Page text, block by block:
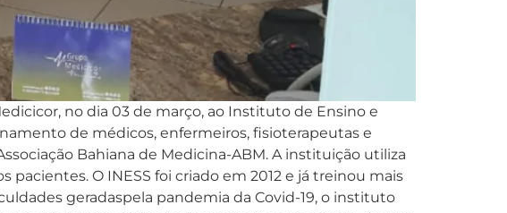
no dia 03 de março, ao Instituto de Ensino e
de médicos, enfermeiros, fisioterapeutas e
Bahiana de Medicina-ABM. A instituição utiliza
O INESS foi criado em 2012 e já treinou mais
geradaspela pandemia da Covid-19, o instituto